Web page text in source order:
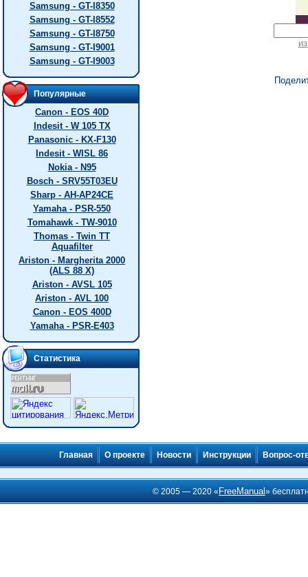
Samsung - GT-I8350
Samsung - GT-I8552
Samsung - GT-I8750
Samsung - GT-I9001
Samsung - GT-I9003
Популярные
Canon - EOS 40D
Indesit - W 105 TX
Panasonic - KX-F130
Indesit - WISL 86
Nokia - N95
Bosch - SRV55T03EU
Sharp - AH-AP24CE
Yamaha - PSR-550
Tomahawk - TW-9010
Thomas - Twin TT
Aquafilter
Ariston - Margherita 2000
(ALS 88 X)
Ariston - AVSL 105
Ariston - AVL 100
Canon - EOS 400D
Yamaha - PSR-E403
Статистика
Главная О проекте Новости Инструкции Вопрос-
© 2005 — 2020 « FreeManual»